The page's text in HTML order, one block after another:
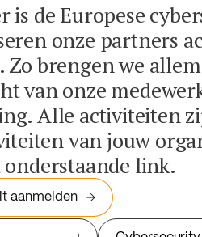
is de Europese
onze partners
Zo brengen we
van onze
Alle activiteiten
van jouw
onderstaande link.
aanmelden